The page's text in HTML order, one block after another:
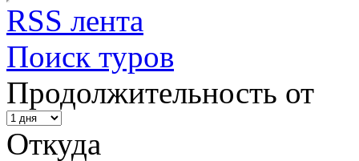
RSS лента
Поиск туров
Продолжительность от
Откуда